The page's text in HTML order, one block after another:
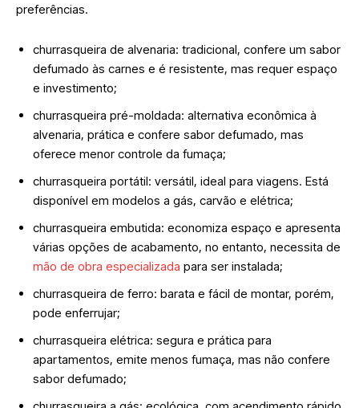
preferências.
churrasqueira de alvenaria: tradicional, confere um sabor
defumado às carnes e é resistente, mas requer espaço
e investimento;
churrasqueira pré-moldada: alternativa econômica à
alvenaria, prática e confere sabor defumado, mas
oferece menor controle da fumaça;
churrasqueira portátil: versátil, ideal para viagens. Está
disponível em modelos a gás, carvão e elétrica;
churrasqueira embutida: economiza espaço e apresenta
várias opções de acabamento, no entanto, necessita de
mão de obra especializada para ser instalada;
churrasqueira de ferro: barata e fácil de montar, porém,
pode enferrujar;
churrasqueira elétrica: segura e prática para
apartamentos, emite menos fumaça, mas não confere
sabor defumado;